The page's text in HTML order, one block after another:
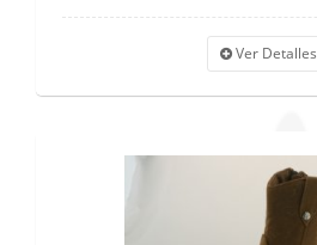
Ver Detalles